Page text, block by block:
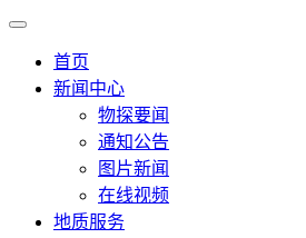
首页
新闻中心
物探要闻
通知公告
图片新闻
在线视频
地质服务